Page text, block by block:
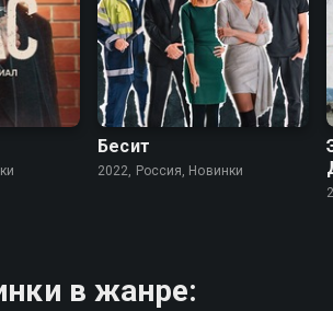
Бесит
2022, Россия, Новинки
в жанре: